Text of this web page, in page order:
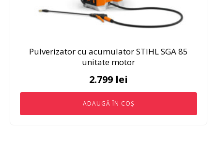
Pulverizator cu acumulator STIHL SGA 85
unitate motor
2.799 lei
ADAUGĂ ÎN COȘ